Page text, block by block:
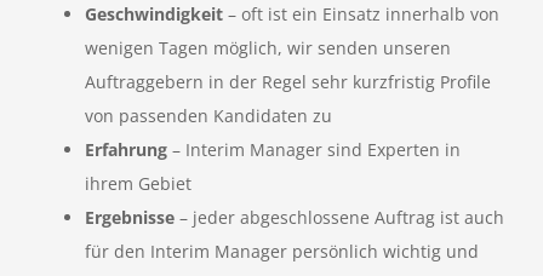
Geschwindigkeit – oft ist ein Einsatz innerhalb von
wenigen Tagen möglich, wir senden unseren
Auftraggebern in der Regel sehr kurzfristig Profile
von passenden Kandidaten zu
Erfahrung – Interim Manager sind Experten in
ihrem Gebiet
Ergebnisse – jeder abgeschlossene Auftrag ist auch
für den Interim Manager persönlich wichtig und